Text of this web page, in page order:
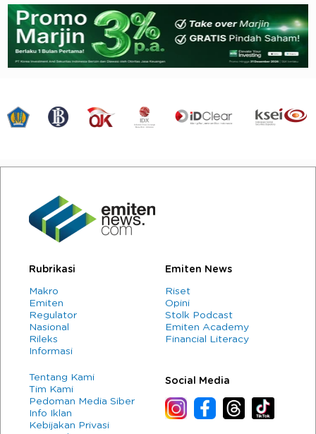
Rubrikasi
Makro
Emiten
Regulator
Nasional
Rileks
Informasi
Emiten News
Riset
Opini
Stolk Podcast
Emiten Academy
Financial Literacy
Tentang Kami
Tim Kami
Pedoman Media Siber
Info Iklan
Kebijakan Privasi
Social Media